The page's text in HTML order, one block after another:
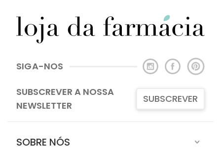
SIGA-NOS
SUBSCREVER A NOSSA
NEWSLETTER
SUBSCREVER
SOBRE NÓS